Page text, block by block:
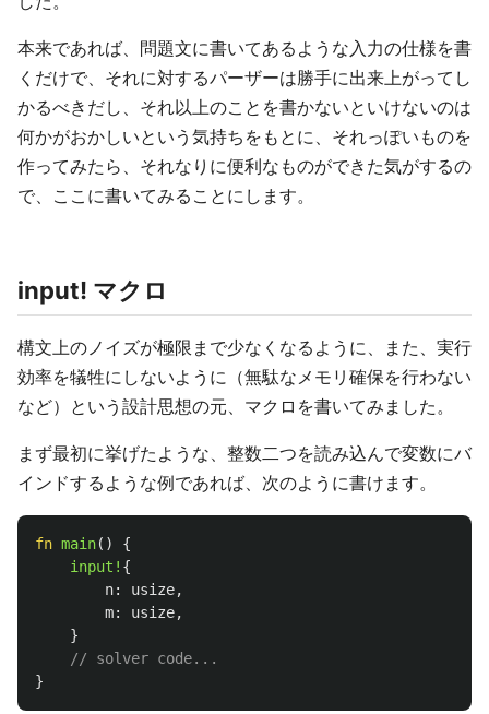
本来であれば、問題文に書いてあるような入力の仕様を書
くだけで、それに対するパーザーは勝手に出来上がってし
かるべきだし、それ以上のことを書かないといけないのは
何かがおかしいという気持ちをもとに、それっぽいものを
作ってみたら、それなりに便利なものができた気がするの
で、ここに書いてみることにします。
input! マクロ
構文上のノイズが極限まで少なくなるように、また、実行
効率を犠牲にしないように（無駄なメモリ確保を行わない
など）という設計思想の元、マクロを書いてみました。
まず最初に挙げたような、整数二つを読み込んで変数にバ
インドするような例であれば、次のように書けます。
fn main()
{
input! {
n: usize,
m: usize,
}
// solver code...
}